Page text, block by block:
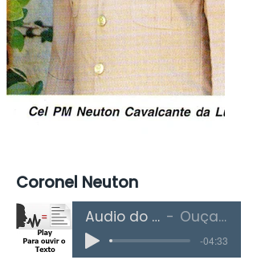
Coronel Neuton
Áudio do Texto Ouça Aqui
-04:33